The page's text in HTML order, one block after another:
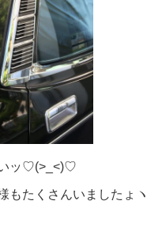
いッ♡(>_<)♡
もたくさんいましたょヽ